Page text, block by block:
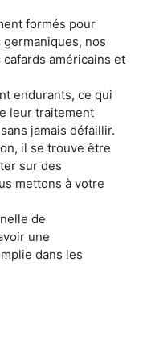
formés pour
nos
américains et
endurants, ce qui
leur traitement
jamais défaillir.
il se trouve être
sur des
mettons à votre
de
une
dans les